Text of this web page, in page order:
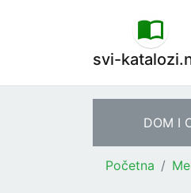
svi-
DOM I
Početna